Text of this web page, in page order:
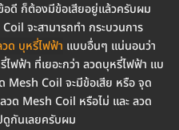
ดี ก็ต้องมีข้อเสียอยู่แล้วครับผม
จะสามารถทำ กระบวนการ
ด บุหรี่ไฟฟ้า แบบอื่นๆ แน่นอนว่า
ฟฟ้า ที่เยอะกว่า ลวดบุหรี่ไฟฟ้า แบ
Mesh Coil จะมีข้อเสีย หรือ จุด
ด Mesh Coil หรือไม่ และ ลวด
ดูกันเลยครับผม